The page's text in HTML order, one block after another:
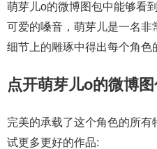
萌芽儿o的微博图包中能够看
可爱的嗓音，萌芽儿是一名非
细节上的雕琢中得出每个角色
点开萌芽儿o的微博
完美的承载了这个角色的所
试更多更好的作品: